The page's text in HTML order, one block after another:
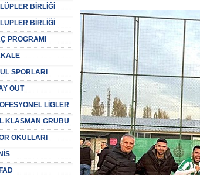
BİRLİĞİ
BİRLİĞİ
PROGRAMI
SPORLARI
OUT
LİGLER
KLASMAN GRUBU
OKULLARI